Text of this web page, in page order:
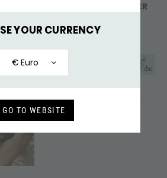
YOUR CURRENCY
€ Euro
GO TO WEBSITE
641BRN ARMBAND LEER
ZILVER ALPHA
199,-
BIJNA UITVERKOCHT